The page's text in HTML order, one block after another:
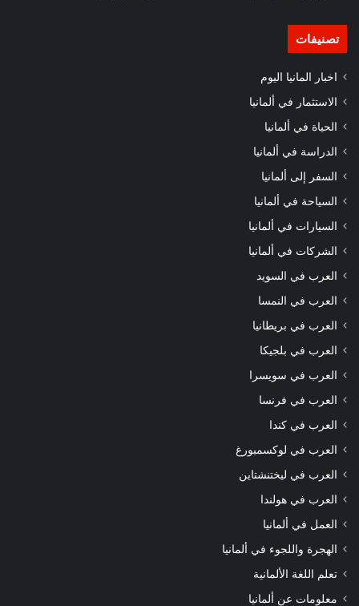
تصنيفات
اخبار المانيا اليوم
الاستثمار في ألمانيا
الحياة في ألمانيا
الدراسة في ألمانيا
السفر إلى ألمانيا
السياحة في ألمانيا
السيارات في ألمانيا
الشركات في ألمانيا
العرب في السويد
العرب في النمسا
العرب في بريطانيا
العرب في بلجيكا
العرب في سويسرا
العرب في فرنسا
العرب في كندا
العرب في لوكسمبورغ
العرب في ليختنشتاين
العرب في هولندا
العمل في ألمانيا
الهجرة واللجوء في ألمانيا
تعلم اللغة الألمانية
معلومات عن ألمانيا